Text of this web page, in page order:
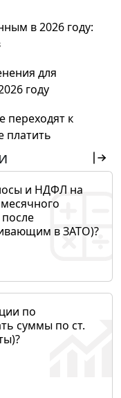
в 2026 году:
для
году
переходят к
платить
и НДФЛ на
в ЗАТО)?
по
суммы по ст.